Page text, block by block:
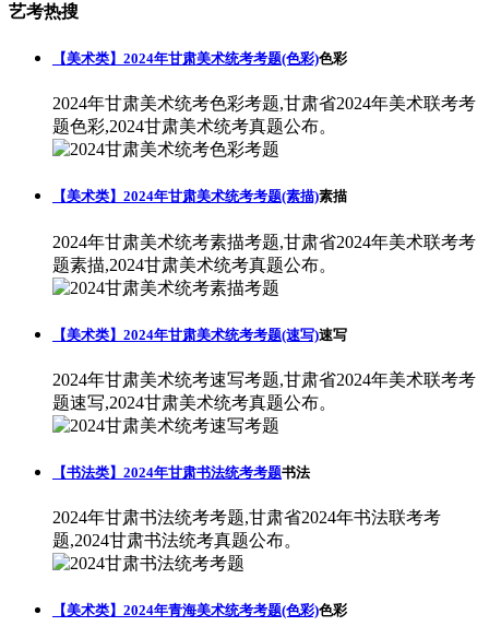
艺考热搜
【美术类】2024年甘肃美术统考考题(色彩)色彩
2024年甘肃美术统考色彩考题,甘肃省2024年美术联考考
题色彩,2024甘肃美术统考真题公布。
【美术类】2024年甘肃美术统考考题(素描)素描
2024年甘肃美术统考素描考题,甘肃省2024年美术联考考
题素描,2024甘肃美术统考真题公布。
【美术类】2024年甘肃美术统考考题(速写)速写
2024年甘肃美术统考速写考题,甘肃省2024年美术联考考
题速写,2024甘肃美术统考真题公布。
【书法类】2024年甘肃书法统考考题书法
2024年甘肃书法统考考题,甘肃省2024年书法联考考
题,2024甘肃书法统考真题公布。
【美术类】2024年青海美术统考考题(色彩)色彩